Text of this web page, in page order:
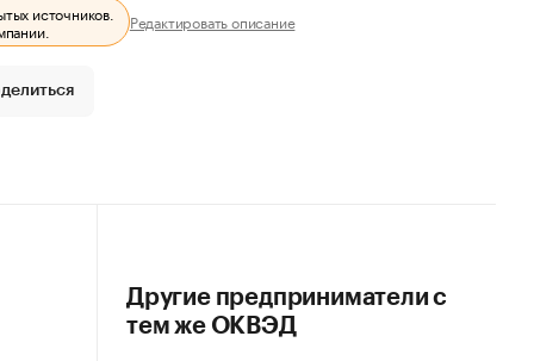
источников.
Редактировать описание
Другие предприниматели с
тем же ОКВЭД